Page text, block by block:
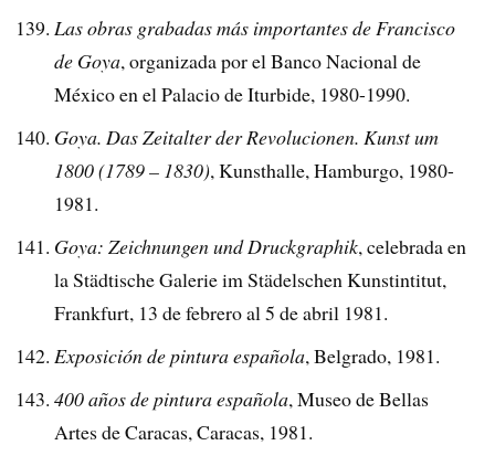
Las obras grabadas más importantes de Francisco
de Goya, organizada por el Banco Nacional de
México en el Palacio de Iturbide, 1980-1990.
Goya. Das Zeitalter der Revolucionen. Kunst um
1800 (1789 – 1830), Kunsthalle, Hamburgo, 1980-
1981.
Goya: Zeichnungen und Druckgraphik, celebrada en
la Städtische Galerie im Städelschen Kunstintitut,
Frankfurt, 13 de febrero al 5 de abril 1981.
Exposición de pintura española, Belgrado, 1981.
400 años de pintura española, Museo de Bellas
Artes de Caracas, Caracas, 1981.